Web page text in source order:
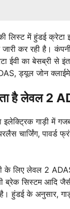
लिस्ट में हुंडई
कर रही है।
ईवी का बेसब्री से
ड्यूल जोन
है लेवल 2
इलेक्ट्रिक
चार्जिंग, पावर्ड
के लिए लेवल 2
सिस्टम आदि
हुंडई के अनुसार,